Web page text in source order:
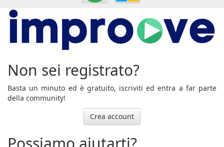
Non sei registrato?
Basta un minuto ed è gratuito, iscriviti ed entra a far parte
della community!
Crea account